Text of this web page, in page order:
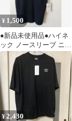
¥ 1,500
●新品未使用品●ハイネ
ック ノースリーブ ニッ
ト ブラック M～L
¥2,430